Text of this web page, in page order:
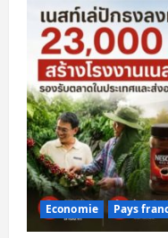
c
l
e
Economie Pays